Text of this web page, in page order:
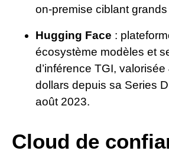
on-premise ciblant
Hugging Face :
écosystème modèles et
d’inférence TGI,
dollars depuis sa Series
août 2023.
Cloud de